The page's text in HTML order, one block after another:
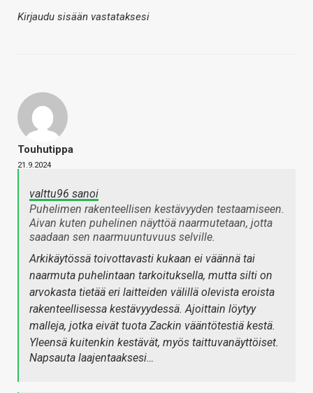
Kirjaudu sisään vastataksesi
Touhutippa
21.9.2024
valttu96 sanoi
Puhelimen rakenteellisen kestävyyden testaamiseen.
Aivan kuten puhelinen näyttöä naarmutetaan, jotta
saadaan sen naarmuuntuvuus selville.
Arkikäytössä toivottavasti kukaan ei väännä tai
naarmuta puhelintaan tarkoituksella, mutta silti on
arvokasta tietää eri laitteiden välillä olevista eroista
rakenteellisessa kestävyydessä. Ajoittain löytyy
malleja, jotka eivät tuota Zackin vääntötestiä kestä.
Yleensä kuitenkin kestävät, myös taittuvanäyttöiset.
Napsauta laajentaaksesi…